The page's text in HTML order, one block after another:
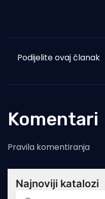
Podijelite ovaj članak
Komentari
Pravila komentiranja